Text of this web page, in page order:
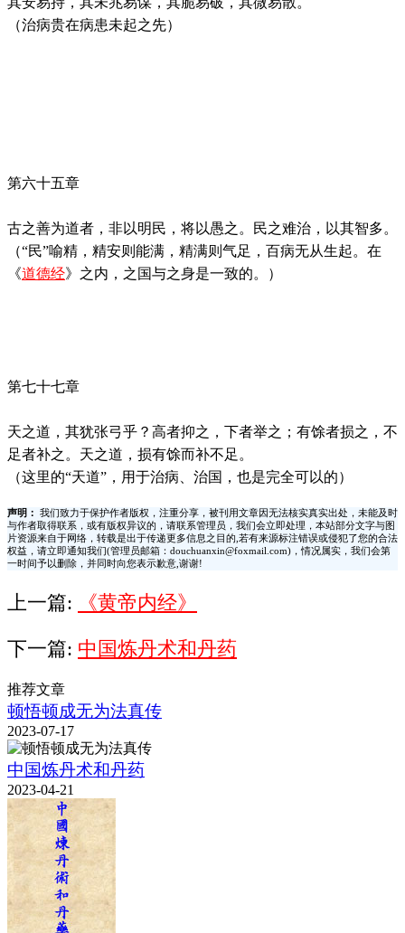
（治病贵在病患未起之先）
第六十五章
古之善为道者，非以明民，将以愚之。民之难治，以其智多。
（“民”喻精，精安则能满，精满则气足，百病无从生起。在
《道德经》之内，之国与之身是一致的。）
第七十七章
天之道，其犹张弓乎？高者抑之，下者举之；有馀者损之，不
足者补之。天之道，损有馀而补不足。
（这里的“天道”，用于治病、治国，也是完全可以的）
声明：
我们致力于保护作者版权，注重分享，被刊用文章因无法核实真实出处，未能及时
与作者取得联系，或有版权异议的，请联系管理员，我们会立即处理，本站部分文字与图
片资源来自于网络，转载是出于传递更多信息之目的,若有来源标注错误或侵犯了您的合法
权益，请立即通知我们(管理员邮箱：douchuanxin@foxmail.com)，情况属实，我们会第
一时间予以删除，并同时向您表示歉意,谢谢!
上一篇: 《黄帝内经》
下一篇: 中国炼丹术和丹药
推荐文章
顿悟顿成无为法真传
2023-07-17
中国炼丹术和丹药
2023-04-21